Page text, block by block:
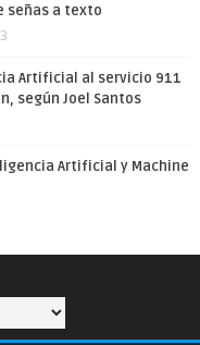
señas a texto
Artificial al servicio 911
según Joel Santos
Artificial y Machine